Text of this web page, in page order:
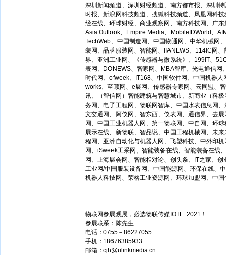
深圳新闻频道、深圳财经频道、南方都市报、深圳
时报、新浪网科技频道、搜狐科技频道、凤凰网科
经在线、环球财经、商业观察网、南方科技网、广
Asia Outlook、Empire Media、MobileIDWorld、
TechWeb、中国制造网、中国物通网、中华机械网
装网、品牌服装网、智能网、IIANEWS、114IC网
界、亚洲工业网、《传感器与微系统》、199IT、
表网、DONEWS、智家网、MBA智库、光电通信
时代网、ofweek、IT168、中国软件网、中国机器
works、至顶网、e展网、传感器专家网、云同盟、
讯、（智信网）智能建筑与智慧城市、新商业（科
务网、电子工程网、物联网智库、中国水表信息网
文交通网、阿仪网、智东西、仪表网、通信界、去
网、中国工业机器人网、第一物联网、中自网、环
展示在线、新物联、智品说、中国工程机械网、未
程网、亚洲自动化与机器人网、飞塑科技、中外印
网、iSweek工采网、智能装备在线、智能装备在线
网、上海展会网、智能相对论、创头条、IT之家、
工业网/中国服装设备网、中国能源网、环保在线、
机器人科技网、荣格工业资源网、环球加盟网、中
物联网参展观展，必选物联传媒IOTE 2021！
参展联系：陈先生
电话：0755－86227055
手机：18676385933
邮箱：cjh@ulinkmedia.cn